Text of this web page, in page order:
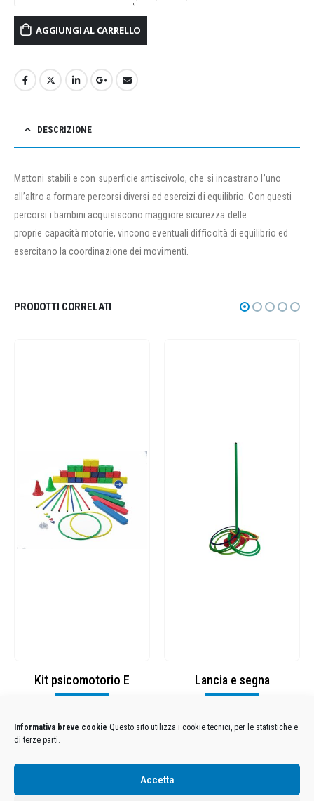
Informativa breve cookie Questo sito utilizza i cookie tecnici, per le statistiche e
di terze parti.
Accetta
AGGIUNGI AL CARRELLO
DESCRIZIONE
Mattoni stabili e con superficie antiscivolo, che si incastrano l’uno
all’altro a formare percorsi diversi ed esercizi di equilibrio. Con questi
percorsi i bambini acquisiscono maggiore sicurezza delle
proprie capacità motorie, vincono eventuali difficoltà di equilibrio ed
esercitano la coordinazione dei movimenti.
PRODOTTI CORRELATI
Kit psicomotorio E Lancia e segna
Condizioni Generali di Utilizzo-Cookies-Privacy